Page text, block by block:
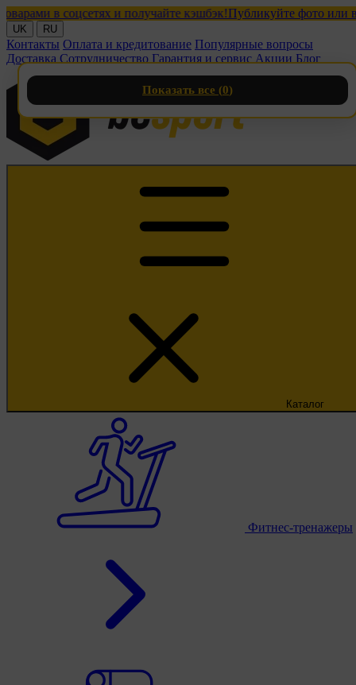
в соцсетях и получайте кэшбэк!Публикуйте фото или видео
UK RU
Контакты Оплата и кредитование Популярные вопросы
Доставка Сотрудничество Гарантия и сервис Акции Блог
Каталог
Фитнес-тренажеры
Показать все (0)